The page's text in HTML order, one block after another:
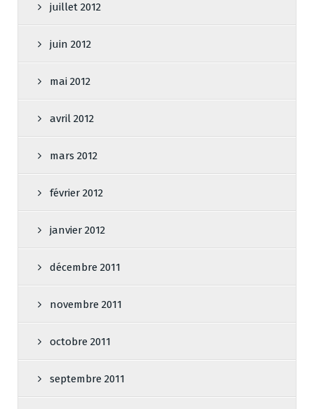
juillet 2012
juin 2012
mai 2012
avril 2012
mars 2012
février 2012
janvier 2012
décembre 2011
novembre 2011
octobre 2011
septembre 2011